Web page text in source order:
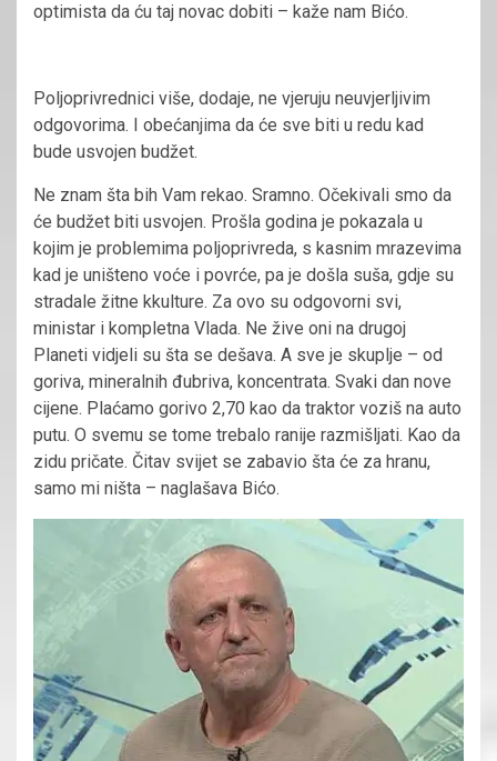
optimista da ću taj novac dobiti – kaže nam Bićo.
Poljoprivrednici više, dodaje, ne vjeruju neuvjerljivim
odgovorima. I obećanjima da će sve biti u redu kad
bude usvojen budžet.
Ne znam šta bih Vam rekao. Sramno. Očekivali smo da
će budžet biti usvojen. Prošla godina je pokazala u
kojim je problemima poljoprivreda, s kasnim mrazevima
kad je uništeno voće i povrće, pa je došla suša, gdje su
stradale žitne kkulture. Za ovo su odgovorni svi,
ministar i kompletna Vlada. Ne žive oni na drugoj
Planeti vidjeli su šta se dešava. A sve je skuplje – od
goriva, mineralnih đubriva, koncentrata. Svaki dan nove
cijene. Plaćamo gorivo 2,70 kao da traktor voziš na auto
putu. O svemu se tome trebalo ranije razmišljati. Kao da
zidu pričate. Čitav svijet se zabavio šta će za hranu,
samo mi ništa – naglašava Bićo.